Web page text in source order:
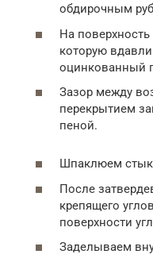
обдирочным
На
которую
оцинкованный
Зазор между
перекрытием
пеной.
Шпаклюем
После
крепящего
поверхности
Заделываем